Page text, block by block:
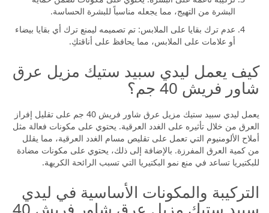
تركيبة ناعمة على البشرة: يحتوي على مكونات تضمن حماية
البشرة من التهيج، مما يجعله مناسباً للبشرة الحساسة.
عدم ترك بقايا على الملابس: تم تصميمه ليمنع ترك أي بقايا بيضاء
أو علامات على الملابس، مما يحافظ على أناقتكِ.
كيف يعمل ليدي سبيد ستيك مزيل عرق
شاور فريش 40 جم؟
يعمل ليدي سبيد ستيك مزيل عرق شاور فريش 40 جم على تقليل إفراز
العرق من خلال تأثيره على الغدد العرقية. يحتوي على مكونات فعالة مثل
أملاح الألومنيوم التي تعمل على تقليص مسام الغدد العرقية، مما يقلل
من كمية العرق المفرزة. بالإضافة إلى ذلك، يحتوي على مكونات مضادة
للبكتيريا تساعد في منع نمو البكتيريا التي تسبب الرائحة الكريهة.
التركيبة والمكونات الأساسية في ليدي